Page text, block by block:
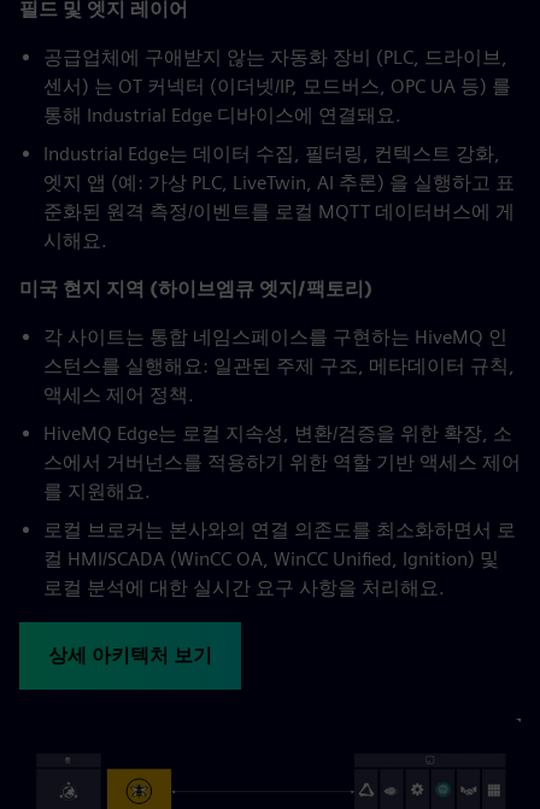
필드 및 엣지 레이어
공급업체에 구애받지 않는 자동화 장비 (PLC, 드라이브,
센서) 는 OT 커넥터 (이더넷/IP, 모드버스, OPC UA 등) 를
통해 Industrial Edge 디바이스에 연결돼요.
Industrial Edge는 데이터 수집, 필터링, 컨텍스트 강화,
엣지 앱 (예: 가상 PLC, LiveTwin, AI 추론) 을 실행하고 표
준화된 원격 측정/이벤트를 로컬 MQTT 데이터버스에 게
시해요.
미국 현지 지역 (하이브엠큐 엣지/팩토리)
각 사이트는 통합 네임스페이스를 구현하는 HiveMQ 인
스턴스를 실행해요: 일관된 주제 구조, 메타데이터 규칙,
액세스 제어 정책.
HiveMQ Edge는 로컬 지속성, 변환/검증을 위한 확장, 소
스에서 거버넌스를 적용하기 위한 역할 기반 액세스 제어
를 지원해요.
로컬 브로커는 본사와의 연결 의존도를 최소화하면서 로
컬 HMI/SCADA (WinCC OA, WinCC Unified, Ignition) 및
로컬 분석에 대한 실시간 요구 사항을 처리해요.
상세 아키텍처 보기